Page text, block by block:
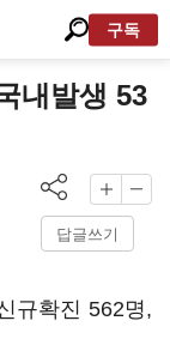
구독
내발생 53
답글쓰기
규확진 562명,